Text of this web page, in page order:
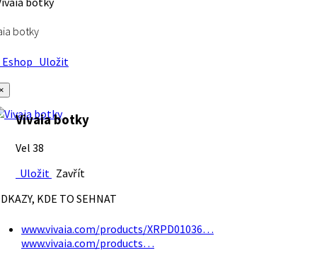
botky
Uložit
Vivaia botky
Vel 38
Uložit Zavřít
KDE TO SEHNAT
www.vivaia.com/products/XRPD01036…
www.vivaia.com/products…